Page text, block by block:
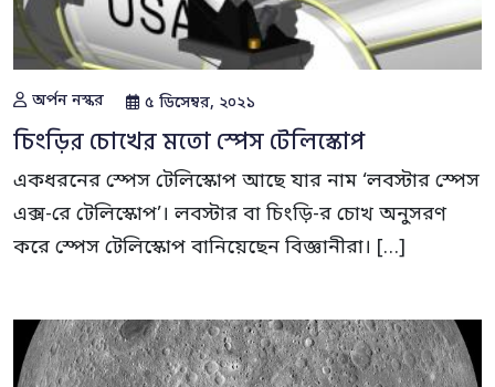
অর্পন নস্কর ৫ ডিসেম্বর, ২০২১
চিংড়ির চোখের মতো স্পেস টেলিস্কোপ
একধরনের স্পেস টেলিস্কোপ আছে যার নাম ‘লবস্টার স্পেস
এক্স-রে টেলিস্কোপ’। লবস্টার বা চিংড়ি-র চোখ অনুসরণ
করে স্পেস টেলিস্কোপ বানিয়েছেন বিজ্ঞানীরা। […]